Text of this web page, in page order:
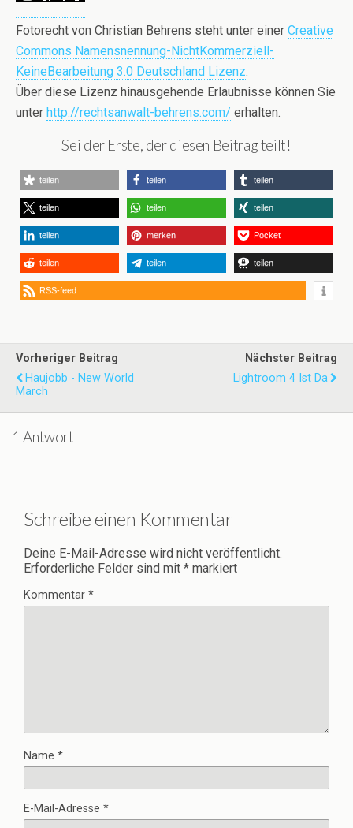
Fotorecht von Christian Behrens steht unter einer Creative
Commons Namensnennung-NichtKommerziell-
KeineBearbeitung 3.0 Deutschland Lizenz.
Über diese Lizenz hinausgehende Erlaubnisse können Sie
unter http://rechtsanwalt-behrens.com/ erhalten.
Sei der Erste, der diesen Beitrag teilt!
teilen teilen teilen
teilen teilen teilen
teilen merken Pocket
teilen teilen teilen
RSS-feed
Vorheriger Beitrag
Haujobb - New World
March
Nächster Beitrag
Lightroom 4 Ist Da
1 Antwort
Schreibe einen Kommentar
Deine E-Mail-Adresse wird nicht veröffentlicht.
Erforderliche Felder sind mit * markiert
Kommentar *
Name *
E-Mail-Adresse *